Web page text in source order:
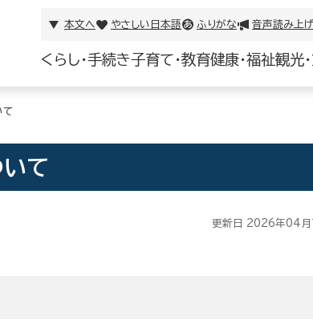
本文へ やさしい日本語 ふりがな 音声読み上げ
くらし・手続き子育て・教育健康・福祉観光
て
て
更新日 2026年04月